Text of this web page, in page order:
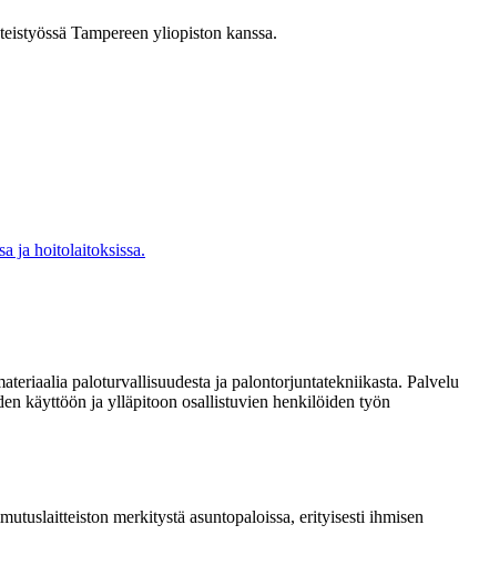
Tampereen yliopiston kanssa.
ja hoitolaitoksissa.
paloturvallisuudesta ja palontorjuntatekniikasta. Palvelu
käyttöön ja ylläpitoon osallistuvien henkilöiden työn
merkitystä asuntopaloissa, erityisesti ihmisen